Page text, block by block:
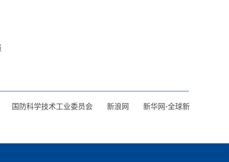
国防科学技术工业委员会 新浪网
新华网-全球新